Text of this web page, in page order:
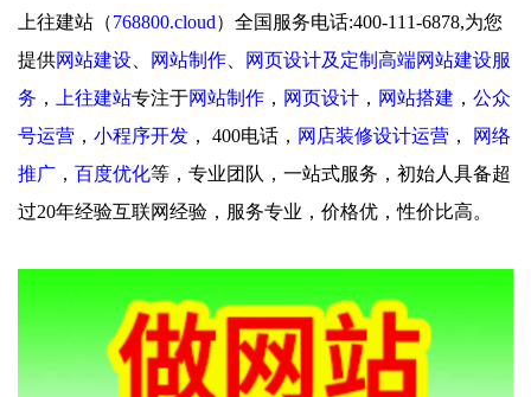
上往建站（768800.cloud）全国服务电话:400-111-6878,为您
提供网站建设 网站制作
网页设计及定制高端网站建设服
务 ， 上往建站专注于网站制作 ， 网页设计 ， 网站搭建 ， 公众
号运营 ， 小程序开发 ， 400电话， 网店装修设计运营 ，
网络
推广 ， 百度优化等，专业团队，一站式服务，初始人具备超
过20年经验互联网经验，服务专业，价格优，性价比高。